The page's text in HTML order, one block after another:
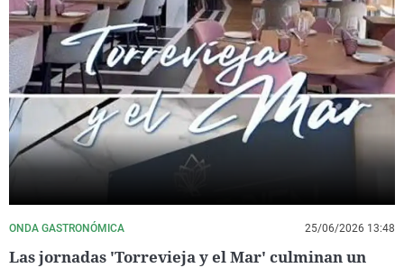
ONDA GASTRONÓMICA 25/06/2026 13:48
Las jornadas 'Torrevieja y el Mar' culminan un